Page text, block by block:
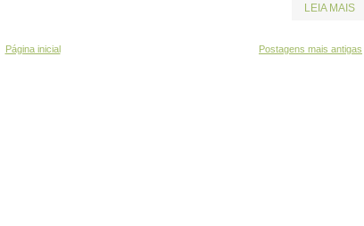
LEIA MAIS
Postagens mais antigas
Página inicial